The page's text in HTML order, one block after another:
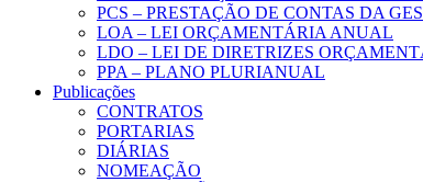
PCS – PRESTAÇÃO DE CONTAS DA
LOA – LEI ORÇAMENTÁRIA ANUAL
LDO – LEI DE DIRETRIZES
PPA – PLANO PLURIANUAL
Publicações
CONTRATOS
PORTARIAS
DIÁRIAS
NOMEAÇÃO